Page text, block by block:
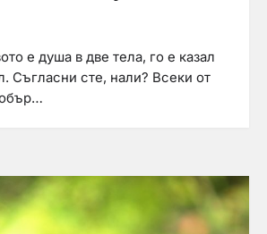
е душа в две тела, го е казал
Съгласни сте, нали? Всеки от